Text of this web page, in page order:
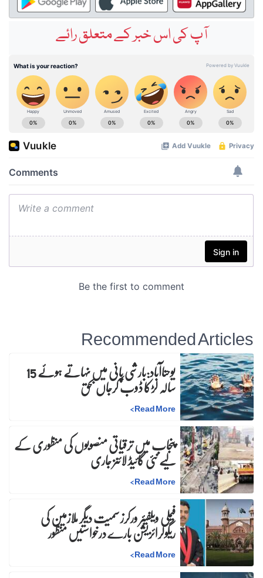
آپ کی اس خبر کے متعلق رائے
Recommended Articles
یوحناآباد:بارشی پانی میں نہاتے ہوئے 15 سالہ لڑکا ڈوب کرجاں بحق
Read More
>
پنجاب میں ترقیاتی منصوبوں کی منظوری کے
لیے نئی گائیڈ لائنز جاری
Read More
>
فیملی ویلفیئر ورکرز سمیت دیگر ملازمین کی
ریگولرائزیشن بارے درخواستیں منظور
Read More
>